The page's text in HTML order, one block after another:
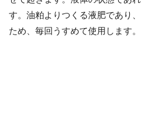
す。油粕よりつくる液肥であり
ため、毎回うすめて使用します。